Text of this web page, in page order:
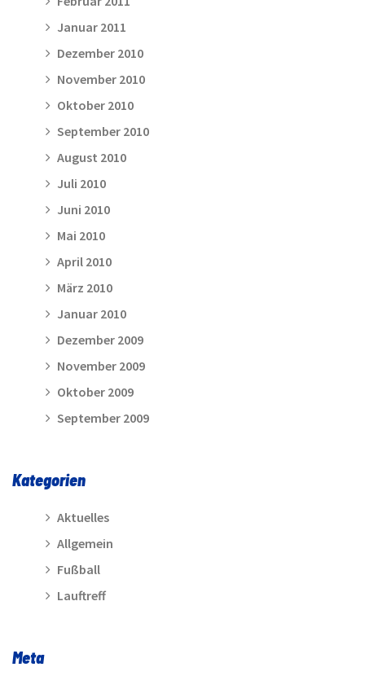
Januar 2011
Dezember 2010
November 2010
Oktober 2010
September 2010
August 2010
Juli 2010
Juni 2010
Mai 2010
April 2010
März 2010
Januar 2010
Dezember 2009
November 2009
Oktober 2009
September 2009
Kategorien
Aktuelles
Allgemein
Fußball
Lauftreff
Meta